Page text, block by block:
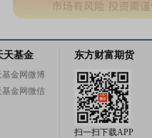
天基金
基金网微博
基金网微信
东方财富期货
扫一扫下载APP